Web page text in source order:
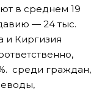
в среднем 19
— 24 тыс.
и Киргизия
среди граждан,